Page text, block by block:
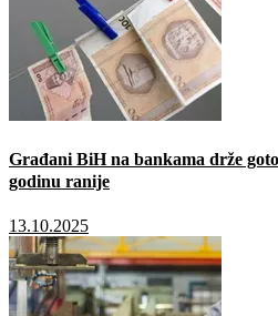
Građani BiH na bankama drže
godinu ranije
13.10.2025